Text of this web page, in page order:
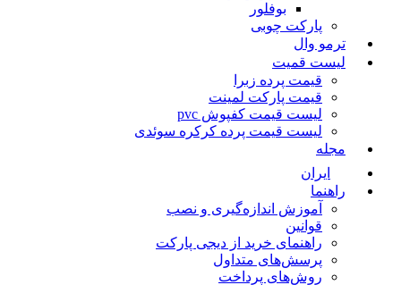
بوفلور
پارکت چوبی
ترمو وال
لیست قمیت
قیمت پرده زبرا
قیمت پارکت لمینت
لیست قیمت کفپوش pvc
لیست قیمت پرده کرکره سوئدی
مجله
ایران
راهنما
آموزش اندازه‌گیری و نصب
قوانین
راهنمای خرید از دیجی پارکت
پرسش‌های متداول
روش‌های پرداخت